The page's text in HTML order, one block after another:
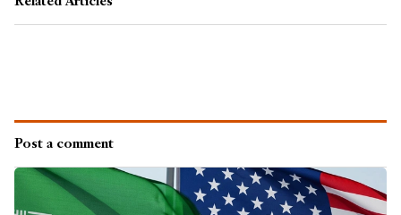
Post a comment